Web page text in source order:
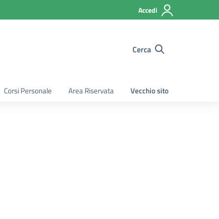
Accedi
Cerca
Corsi Personale Area Riservata Vecchio sito